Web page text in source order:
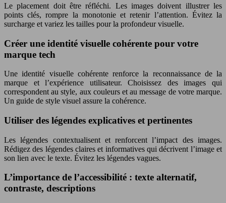
Le placement doit être réfléchi. Les images doivent illustrer les
points clés, rompre la monotonie et retenir l’attention. Évitez la
surcharge et variez les tailles pour la profondeur visuelle.
Créer une identité visuelle cohérente pour votre
marque tech
Une identité visuelle cohérente renforce la reconnaissance de la
marque et l’expérience utilisateur. Choisissez des images qui
correspondent au style, aux couleurs et au message de votre marque.
Un guide de style visuel assure la cohérence.
Utiliser des légendes explicatives et pertinentes
Les légendes contextualisent et renforcent l’impact des images.
Rédigez des légendes claires et informatives qui décrivent l’image et
son lien avec le texte. Évitez les légendes vagues.
L’importance de l’accessibilité : texte alternatif,
contraste, descriptions